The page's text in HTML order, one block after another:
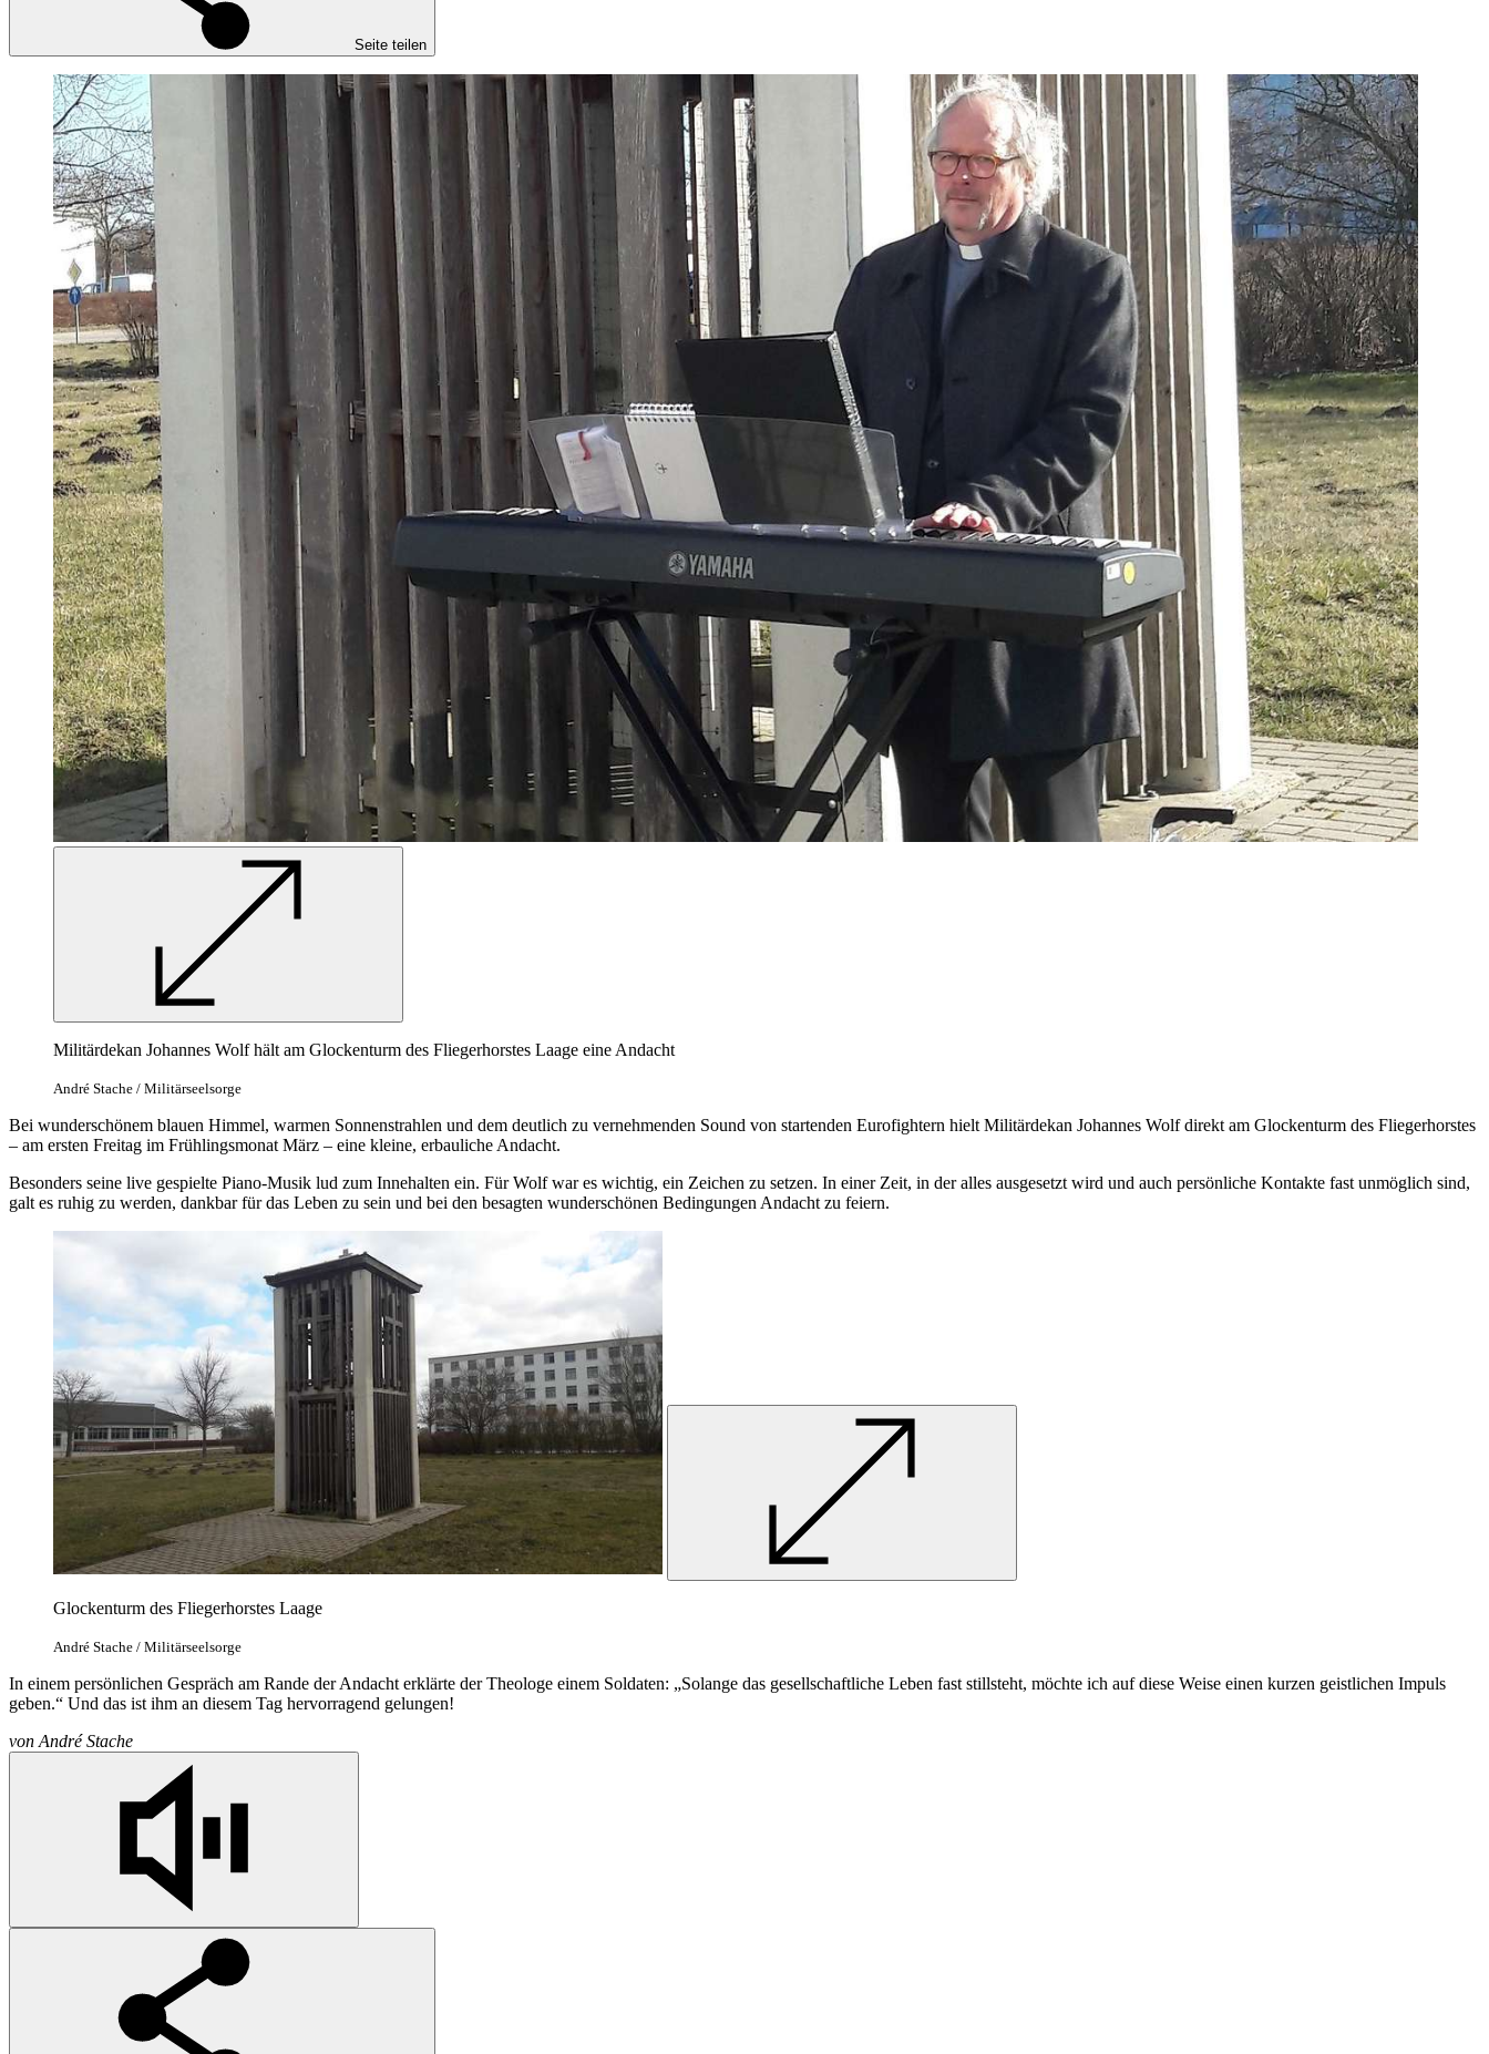
Seite teilen
Militärdekan Johannes Wolf hält am Glockenturm des Fliegerhorstes Laage eine Andacht
André Stache / Militärseelsorge
Bei wunderschönem blauen Himmel, warmen Sonnenstrahlen und dem deutlich zu vernehmenden Sound von startenden Eurofightern hielt Militärdekan Johannes Wolf direkt am Glockenturm des Fliegerhorstes
– am ersten Freitag im Frühlingsmonat März – eine kleine, erbauliche Andacht.
Besonders seine live gespielte Piano-Musik lud zum Innehalten ein. Für Wolf war es wichtig, ein Zeichen zu setzen. In einer Zeit, in der alles ausgesetzt wird und auch persönliche Kontakte fast unmöglich sind,
galt es ruhig zu werden, dankbar für das Leben zu sein und bei den besagten wunderschönen Bedingungen Andacht zu feiern.
Glockenturm des Fliegerhorstes Laage
André Stache / Militärseelsorge
In einem persönlichen Gespräch am Rande der Andacht erklärte der Theologe einem Soldaten: „Solange das gesellschaftliche Leben fast stillsteht, möchte ich auf diese Weise einen kurzen geistlichen Impuls
geben.“ Und das ist ihm an diesem Tag hervorragend gelungen!
von André Stache